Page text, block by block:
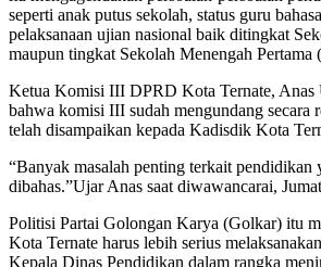
seperti anak putus sekolah, status guru
pelaksanaan ujian nasional baik ditingkat
maupun tingkat Sekolah Menengah Pertama
Ketua Komisi III DPRD Kota Ternate, Anas
bahwa komisi III sudah mengundang secara
telah disampaikan kepada Kadisdik Kota
“Banyak masalah penting terkait pendidikan
dibahas.”Ujar Anas saat diwawancarai,
Politisi Partai Golongan Karya (Golkar) itu
Kota Ternate harus lebih serius
Kepala Dinas Pendidikan dalam rangka